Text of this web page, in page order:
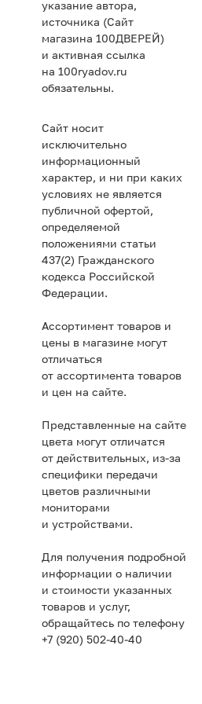
указание автора,
источника (Сайт
магазина 100ДВЕРЕЙ)
и активная ссылка
на 100ryadov.ru
обязательны.
Сайт носит
исключительно
информационный
характер, и ни при каких
условиях не является
публичной офертой,
определяемой
положениями статьи
437(2) Гражданского
кодекса Российской
Федерации.
Ассортимент товаров и
цены в магазине могут
отличаться
от ассортимента товаров
и цен на сайте.
Представленные на сайте
цвета могут отличатся
от действительных, из-за
специфики передачи
цветов различными
мониторами
и устройствами.
Для получения подробной
информации о наличии
и стоимости указанных
товаров и услуг,
обращайтесь по телефону
+7 (920) 502-40-40